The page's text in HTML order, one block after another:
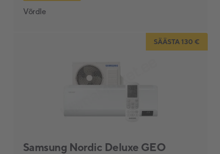
Võrdle
SÄÄSTA 130 €
Samsung Nordic Deluxe GEO